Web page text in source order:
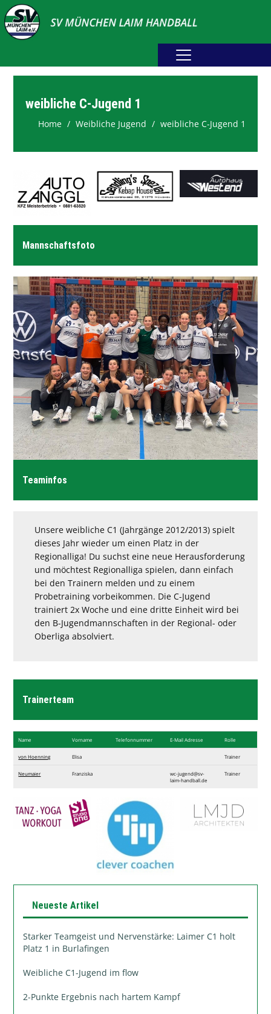
Home
Jugend
Spielplan
Förderverein
SV München-Laim
weibliche C-Jugend 1
Home Weibliche Jugend weibliche C-Jugend 1
Mannschaftsfoto
Teaminfos
Unsere weibliche C1 (Jahrgänge 2012/2013) spielt
dieses Jahr wieder um einen Platz in der
Regionalliga! Du suchst eine neue Herausforderung
und möchtest Regionalliga spielen, dann einfach
bei den Trainern melden und zu einem
Probetraining vorbeikommen. Die C-Jugend
trainiert 2x Woche und eine dritte Einheit wird bei
den B-Jugendmannschaften in der Regional- oder
Oberliga absolviert.
Trainerteam
Name Vorname Telefon​nummer E-Mail Adresse Rolle
von Hoenning Elisa Trainer
Neumaier Franziska
wc-jugend@sv-
laim-handball.de
Trainer
Neueste Artikel
Starker Teamgeist und Nervenstärke: Laimer C1 holt
Platz 1 in Burlafingen
Weibliche C1-Jugend im flow
2-Punkte Ergebnis nach hartem Kampf